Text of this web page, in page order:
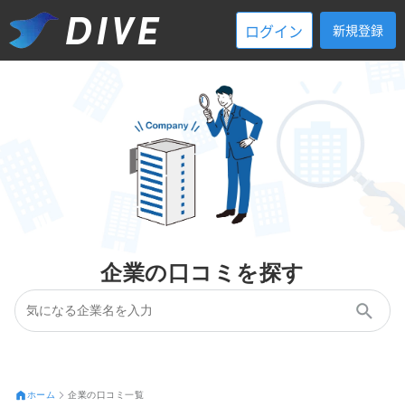
ログイン 新規登録
企業の口コミを探す
ホーム 企業の口コミ一覧